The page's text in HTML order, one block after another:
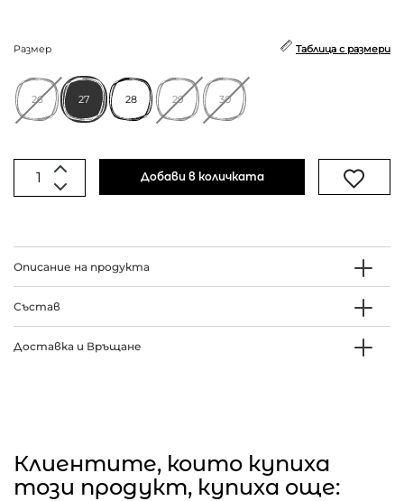
Размер Таблица с размери
26 27 28 29 30
Добави в количката
Описание на продукта
Състав
Доставка и Връщане
Клиентите, които купиха
този продукт, купиха още: